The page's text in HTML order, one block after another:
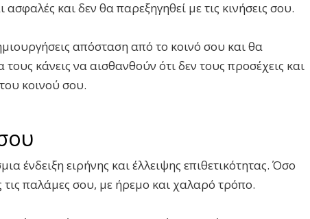
και δεν θα παρεξηγηθεί με τις κινήσεις σου.
απόσταση από το κοινό σου και θα
κάνεις να αισθανθούν ότι δεν τους προσέχεις και
κοινού σου.
ένδειξη ειρήνης και έλλειψης επιθετικότητας. Όσο
τις παλάμες σου, με ήρεμο και χαλαρό τρόπο.